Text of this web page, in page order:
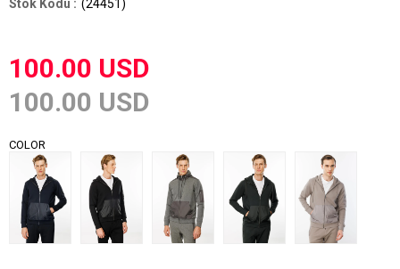
(24451)
100.00 USD
100.00 USD
COLOR